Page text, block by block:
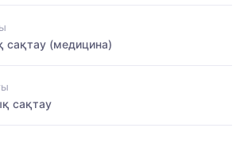
сақтау (медицина)
сақтау